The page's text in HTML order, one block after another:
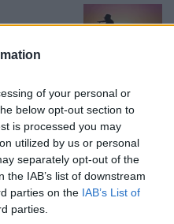
of your personal or
below opt-out section to
is processed you may
utilized by us or personal
separately opt-out of the
IAB’s list of downstream
parties on the IAB’s List of
parties.